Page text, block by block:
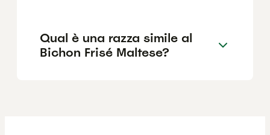
Qual è una razza simile al
Bichon Frisé Maltese?